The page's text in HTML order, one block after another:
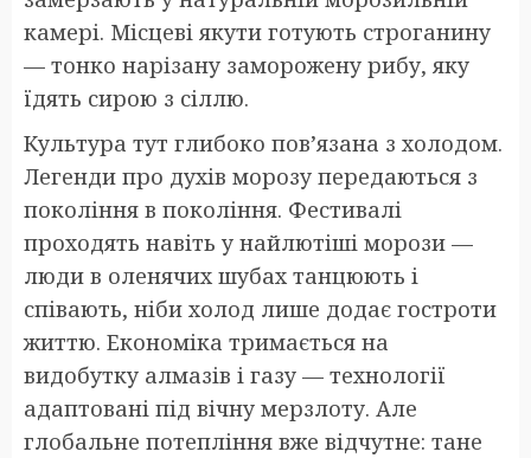
камері. Місцеві якути готують строганину
— тонко нарізану заморожену рибу, яку
їдять сирою з сіллю.
Культура тут глибоко пов’язана з холодом.
Легенди про духів морозу передаються з
покоління в покоління. Фестивалі
проходять навіть у найлютіші морози —
люди в оленячих шубах танцюють і
співають, ніби холод лише додає гостроти
життю. Економіка тримається на
видобутку алмазів і газу — технології
адаптовані під вічну мерзлоту. Але
глобальне потепління вже відчутне: тане